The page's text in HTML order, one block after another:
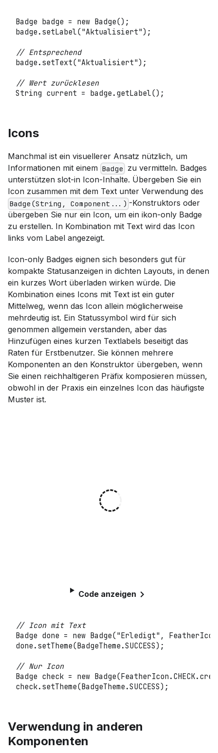
Badge badge = new Badge() ;
badge . setLabel("Aktualisiert") ;
// Entsprechend
badge . setText("Aktualisiert") ;
// Wert zurücklesen
String current = badge . getLabel() ;
Icons
Manchmal ist ein visuellerer Ansatz nützlich, um
Informationen mit einem Badge zu vermitteln. Badges
unterstützen slot-in Icon-Inhalte. Übergeben Sie ein
Icon zusammen mit dem Text unter Verwendung des
Badge(String, Component...) -Konstruktors oder
übergeben Sie nur ein Icon, um ein ikon-only Badge
zu erstellen. In Kombination mit Text wird das Icon
links vom Label angezeigt.
Icon-only Badges eignen sich besonders gut für
kompakte Statusanzeigen in dichten Layouts, in denen
ein kurzes Wort überladen wirken würde. Die
Kombination eines Icons mit Text ist ein guter
Mittelweg, wenn das Icon allein möglicherweise
mehrdeutig ist. Ein Statussymbol wird für sich
genommen allgemein verstanden, aber das
Hinzufügen eines kurzen Textlabels beseitigt das
Raten für Erstbenutzer. Sie können mehrere
Komponenten an den Konstruktor übergeben, wenn
Sie einen reichhaltigeren Präfix komposieren müssen,
obwohl in der Praxis ein einzelnes Icon das häufigste
Muster ist.
Code anzeigen
// Icon mit Text
Badge done = new Badge("Erledigt" , FeatherIcon
done . setTheme(BadgeTheme .SUCCESS) ;
// Nur Icon
Badge check = new Badge(FeatherIcon . CHECK.
check. setTheme(BadgeTheme .SUCCESS) ;
Verwendung in anderen
Komponenten